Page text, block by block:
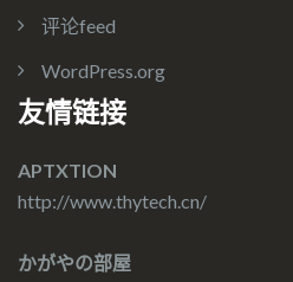
评论feed
WordPress.org
友情链接
APTXTION
http://www.thytech.cn/
かがやの部屋